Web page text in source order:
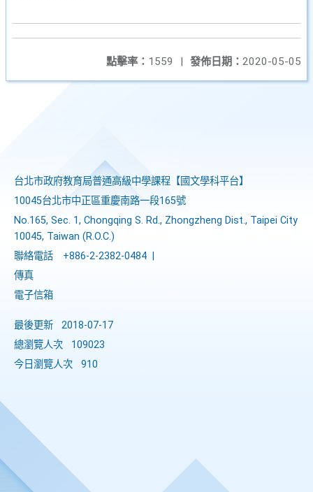
發佈日期： 2020-05-05
點擊率： 1559 |
台北市政府教育局普通高級中學課程​【​國文學科平台】
10045台北市中正區重慶南路一段165號
No.165, Sec. 1, Chongqing S. Rd., Zhongzheng Dist., Taipei City
10045, Taiwan (R.O.C.)
聯絡電話
+886-2-2382-0484
傳真
電子信箱
最後更新
2018-07-17
總瀏覽人次
109023
今日瀏覽人次
910